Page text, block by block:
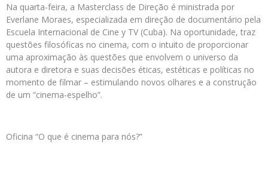
Na quarta-feira, a Masterclass de Direção é ministrada por
Everlane Moraes, especializada em direção de documentário pela
Escuela Internacional de Cine y TV (Cuba). Na oportunidade, traz
questões filosóficas no cinema, com o intuito de proporcionar
uma aproximação às questões que envolvem o universo da
autora e diretora e suas decisões éticas, estéticas e políticas no
momento de filmar – estimulando novos olhares e a construção
de um “cinema-espelho”.
Oficina “O que é cinema para nós?”